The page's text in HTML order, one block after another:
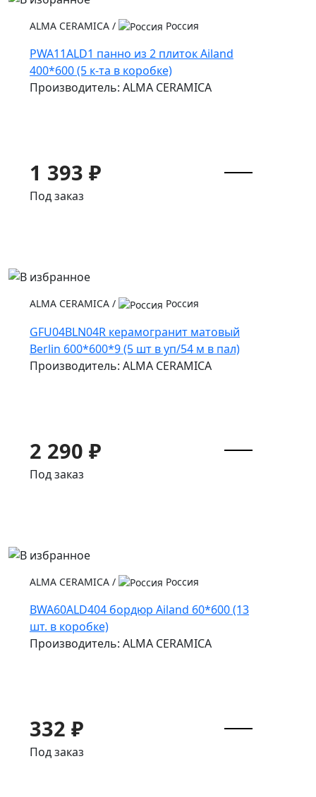
ALMA CERAMICA / Россия
PWA11ALD1 панно из 2 плиток Ailand
400*600 (5 к-та в коробке)
Производитель: ALMA CERAMICA
1 393 ₽
Под заказ
ALMA CERAMICA / Россия
GFU04BLN04R керамогранит матовый
Berlin 600*600*9 (5 шт в уп/54 м в пал)
Производитель: ALMA CERAMICA
2 290 ₽
Под заказ
ALMA CERAMICA / Россия
BWA60ALD404 бордюр Ailand 60*600 (13
шт. в коробке)
Производитель: ALMA CERAMICA
332 ₽
Под заказ